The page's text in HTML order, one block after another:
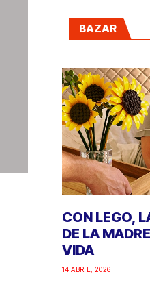
BAZAR
CON LEGO,
DE LA
VIDA
14 ABRIL, 2026